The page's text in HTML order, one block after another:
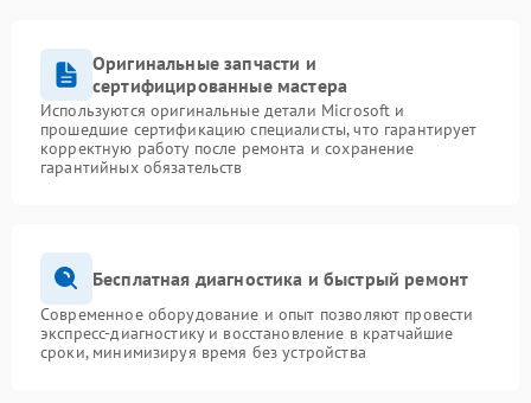
Оригинальные запчасти и
сертифицированные мастера
Используются оригинальные детали Microsoft и
прошедшие сертификацию специалисты, что гарантирует
корректную работу после ремонта и сохранение
гарантийных обязательств
Бесплатная диагностика и быстрый ремонт
Современное оборудование и опыт позволяют провести
экспресс-диагностику и восстановление в кратчайшие
сроки, минимизируя время без устройства